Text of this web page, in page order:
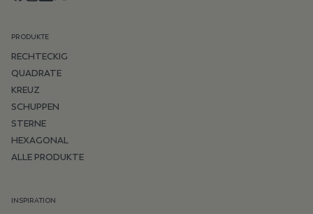
PRODUKTE
RECHTECKIG
QUADRATE
KREUZ
SCHUPPEN
STERNE
HEXAGONAL
ALLE PRODUKTE
INSPIRATION